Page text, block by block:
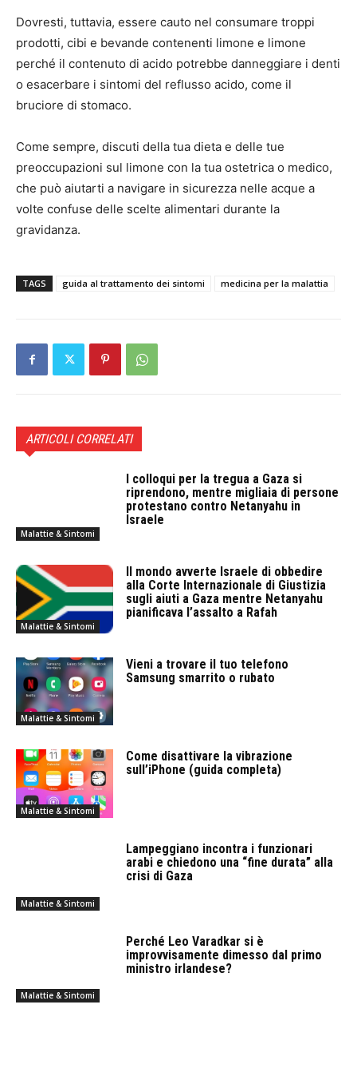
Dovresti, tuttavia, essere cauto nel consumare troppi
prodotti, cibi e bevande contenenti limone e limone
perché il contenuto di acido potrebbe danneggiare i denti
o esacerbare i sintomi del reflusso acido, come il
bruciore di stomaco.
Come sempre, discuti della tua dieta e delle tue
preoccupazioni sul limone con la tua ostetrica o medico,
che può aiutarti a navigare in sicurezza nelle acque a
volte confuse delle scelte alimentari durante la
gravidanza.
TAGS guida al trattamento dei sintomi medicina per la malattia
ARTICOLI CORRELATI
Malattie & Sintomi
I colloqui per la tregua a Gaza si
riprendono, mentre migliaia di persone
protestano contro Netanyahu in
Israele
Malattie & Sintomi
Il mondo avverte Israele di obbedire
alla Corte Internazionale di Giustizia
sugli aiuti a Gaza mentre Netanyahu
pianificava l’assalto a Rafah
Malattie & Sintomi
Vieni a trovare il tuo telefono
Samsung smarrito o rubato
Malattie & Sintomi
Come disattivare la vibrazione
sull’iPhone (guida completa)
Malattie & Sintomi
Lampeggiano incontra i funzionari
arabi e chiedono una “fine durata” alla
crisi di Gaza
Malattie & Sintomi
Perché Leo Varadkar si è
improvvisamente dimesso dal primo
ministro irlandese?